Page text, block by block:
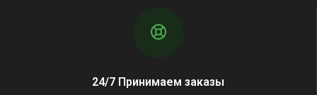
24/7 Принимаем заказы